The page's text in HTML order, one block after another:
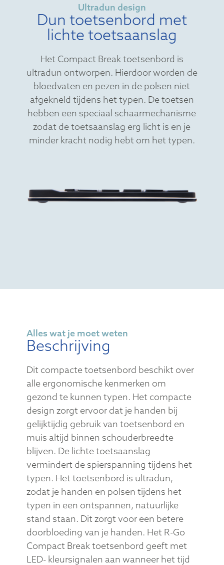
Ultradun design
Dun toetsenbord met
lichte toetsaanslag
Het Compact Break toetsenbord is
ultradun ontworpen. Hierdoor worden de
bloedvaten en pezen in de polsen niet
afgekneld tijdens het typen. De toetsen
hebben een speciaal schaarmechanisme
zodat de toetsaanslag erg licht is en je
minder kracht nodig hebt om het typen.
Alles wat je moet weten
Beschrijving
Dit compacte toetsenbord beschikt over
alle ergonomische kenmerken om
gezond te kunnen typen. Het compacte
design zorgt ervoor dat je handen bij
gelijktijdig gebruik van toetsenbord en
muis altijd binnen schouderbreedte
blijven. De lichte toetsaanslag
vermindert de spierspanning tijdens het
typen. Het toetsenbord is ultradun,
zodat je handen en polsen tijdens het
typen in een ontspannen, natuurlijke
stand staan. Dit zorgt voor een betere
doorbloeding van je handen. Het R-Go
Compact Break toetsenbord geeft met
LED- kleursignalen aan wanneer het tijd